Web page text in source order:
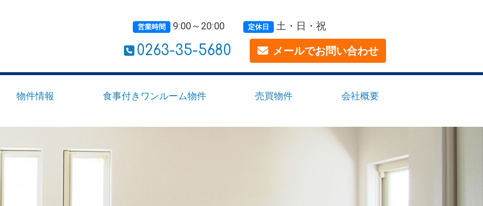
営業時間 9:00～20:00 定休日 土・日・祝
0263-35-5680 メールでお問い合わせ
物件情報 食事付きワンルーム物件 売買物件 会社概要